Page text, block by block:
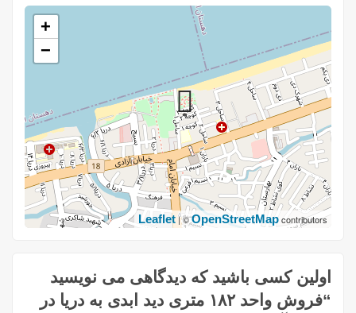
+
−
Leaflet| ©OpenStreetMapcontributors
اولین کسی باشید که دیدگاهی می نویسید
“فروش واحد ۱۸۲ متری دید ابدی به دریا در